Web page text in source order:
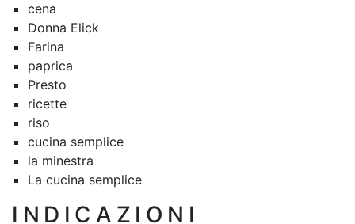
cena
Donna Elick
Farina
paprica
Presto
ricette
riso
cucina semplice
la minestra
La cucina semplice
INDICAZIONI